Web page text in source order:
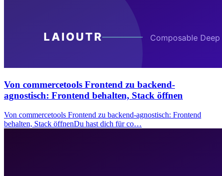
Von commercetools Frontend zu backend-
agnostisch: Frontend behalten, Stack öffnen
Von commercetools Frontend zu backend-agnostisch: Frontend
behalten, Stack öffnenDu hast dich für co…